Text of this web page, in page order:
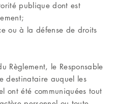
publique dont est
ou à la défense de droits
Règlement, le Responsable
destinataire auquel les
ont été communiquées tout